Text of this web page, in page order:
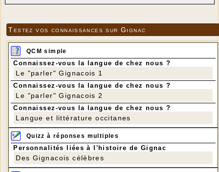
Testez vos connaissances sur Gignac
QCM simple
Connaissez-vous la langue de chez nous ?
Le "parler" Gignacois 1
Connaissez-vous la langue de chez nous ?
Le "parler" Gignacois 2
Connaissez-vous la langue de chez nous ?
Langue et littérature occitanes
Quizz à réponses multiples
Personnalités liées à l'histoire de Gignac
Des Gignacois célèbres